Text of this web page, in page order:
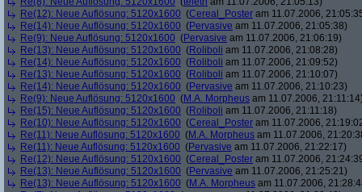
Re(12): Neue Auflösung: 5120x1600 (Cereal_Poster am 11.07.2006,
Re(14): Neue Auflösung: 5120x1600 (Pervasive am 11.07.2006, 21:05:38)
Re(9): Neue Auflösung: 5120x1600 (Pervasive am 11.07.2006, 21:06:19)
Re(13): Neue Auflösung: 5120x1600 (Roliboli am 11.07.2006, 21:08:28)
Re(14): Neue Auflösung: 5120x1600 (Roliboli am 11.07.2006, 21:09:52)
Re(13): Neue Auflösung: 5120x1600 (Roliboli am 11.07.2006, 21:10:07)
Re(14): Neue Auflösung: 5120x1600 (Pervasive am 11.07.2006, 21:10:23)
Re(9): Neue Auflösung: 5120x1600 (M.A. Morpheus am 11.07.2006,
Re(15): Neue Auflösung: 5120x1600 (Roliboli am 11.07.2006, 21:11:18)
Re(10): Neue Auflösung: 5120x1600 (Cereal_Poster am 11.07.2006,
Re(11): Neue Auflösung: 5120x1600 (M.A. Morpheus am 11.07.2006,
Re(11): Neue Auflösung: 5120x1600 (Pervasive am 11.07.2006, 21:22:17)
Re(12): Neue Auflösung: 5120x1600 (Cereal_Poster am 11.07.2006,
Re(13): Neue Auflösung: 5120x1600 (Pervasive am 11.07.2006, 21:25:21)
Re(13): Neue Auflösung: 5120x1600 (M.A. Morpheus am 11.07.2006,